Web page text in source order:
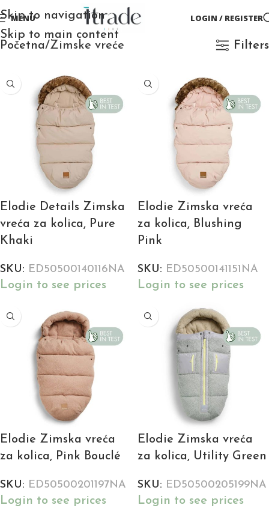
Skip to navigation
Skip to main content
MENU LOGIN / REGISTER
Početna Zimske vreće Filters
Elodie Details Zimska
vreća za kolica, Pure
Khaki
SKU: ED50500140116NA
Login to see prices
Elodie Zimska vreća
za kolica, Blushing
Pink
SKU: ED50500141151NA
Login to see prices
Elodie Zimska vreća
za kolica, Pink Bouclé
SKU: ED50500201197NA
Login to see prices
Elodie Zimska vreća
za kolica, Utility Green
SKU: ED50500205199NA
Login to see prices